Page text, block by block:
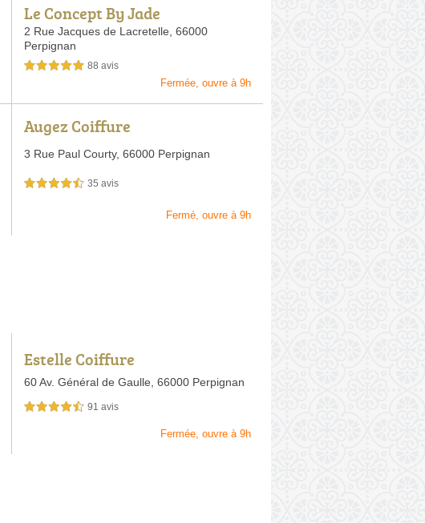
Le Concept By Jade
2 Rue Jacques de Lacretelle, 66000
Perpignan
5,0 étoiles sur 5 88 avis
Fermée, ouvre à 9h
Augez Coiffure
3 Rue Paul Courty, 66000 Perpignan
4,5 étoiles sur 5 35 avis
Fermé, ouvre à 9h
Estelle Coiffure
60 Av. Général de Gaulle, 66000 Perpignan
4,5 étoiles sur 5 91 avis
Fermée, ouvre à 9h